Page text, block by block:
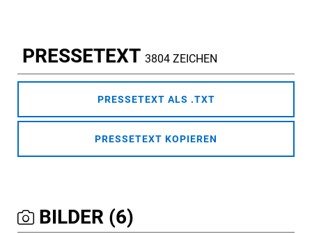
PRESSETEXT 3804 ZEICHEN
PRESSETEXT ALS .TXT
PRESSETEXT KOPIEREN
BILDER (6)